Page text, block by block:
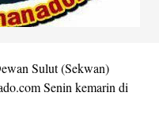
Sulut (Sekwan)
Senin kemarin di